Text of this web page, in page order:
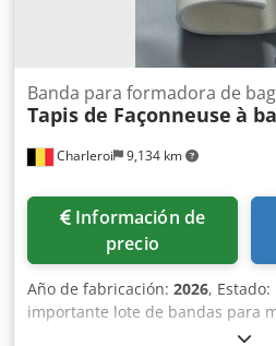
Charleroi 9,134 km
Banda para formadora de
Tapis de Façonneuse à
Información de
precio
Año de fabricación: 2026, Estado:
importante lote de bandas para
Marcas disponibles: - MAJOR -